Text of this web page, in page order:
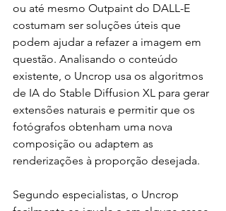
ou até mesmo Outpaint do DALL-E
costumam ser soluções úteis que
podem ajudar a refazer a imagem em
questão. Analisando o conteúdo
existente, o Uncrop usa os algoritmos
de IA do Stable Diffusion XL para gerar
extensões naturais e permitir que os
fotógrafos obtenham uma nova
composição ou adaptem as
renderizações à proporção desejada.
Segundo especialistas, o Uncrop